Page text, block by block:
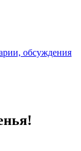
обсуждения